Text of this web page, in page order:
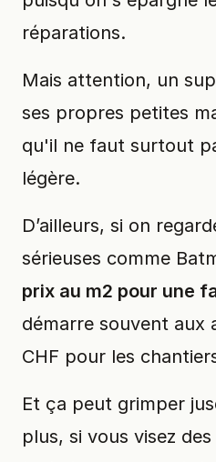
réparations.
Mais attention, un
ses propres petites
qu'il ne faut surtout
légère.
D’ailleurs, si on
sérieuses comme
prix au m2 pour une
démarre souvent aux
CHF pour les
Et ça peut grimper
plus, si vous visez